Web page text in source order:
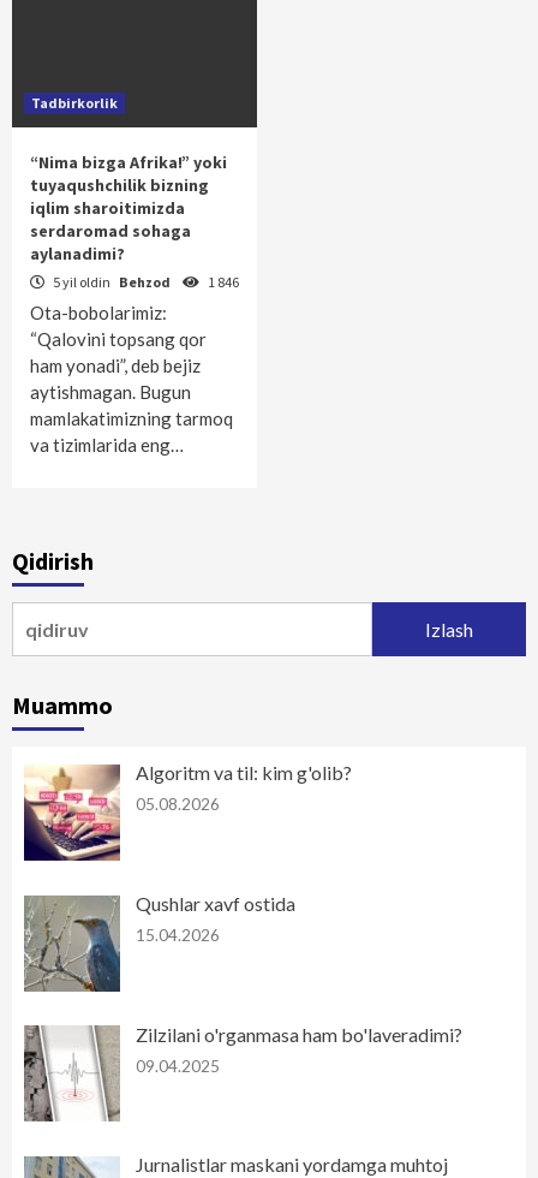
Tadbirkorlik
“Nima bizga Afrika!” yoki
tuyaqushchilik bizning
iqlim sharoitimizda
serdaromad sohaga
aylanadimi?
5 yil oldin Behzod 1 846
Ota-bobolarimiz:
“Qalovini topsang qor
ham yonadi”, deb bejiz
aytishmagan. Bugun
mamlakatimizning tarmoq
va tizimlarida eng…
Qidirish
Muammo
Algoritm va til: kim g'olib?
05.08.2026
Qushlar xavf ostida
15.04.2026
Zilzilani o'rganmasa ham bo'laveradimi?
09.04.2025
Jurnalistlar maskani yordamga muhtoj